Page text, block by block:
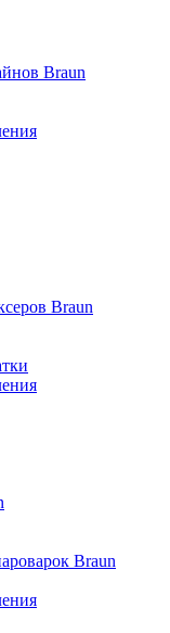
Braun
Braun
Braun